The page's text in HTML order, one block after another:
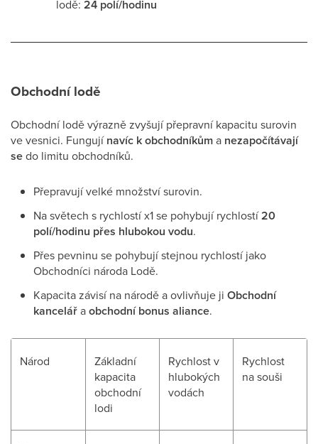
lodě: 24 polí/hodinu
Obchodní lodě
Obchodní lodě výrazně zvyšují přepravní kapacitu surovin
ve vesnici. Fungujínavíc k obchodníkůma nezapočítávají
sedo limitu obchodníků.
Přepravují velké množství surovin.
Na světech s rychlostí x1 se pohybují rychlostí20
polí/hodinu přes hlubokou vodu.
Přes pevninu se pohybují stejnou rychlostí jako
Obchodníci národa Lodě.
Kapacita závisí na národě a ovlivňuje ji Obchodní
kancelářaobchodní bonus aliance.
Národ
Základní
kapacita
obchodní
lodi
Rychlost v
hlubokých
vodách
Rychlost
na souši